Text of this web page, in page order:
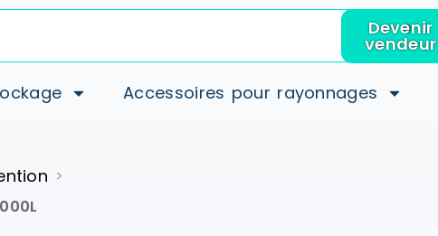
Devenir
vendeur
Accessoires pour rayonnages
>